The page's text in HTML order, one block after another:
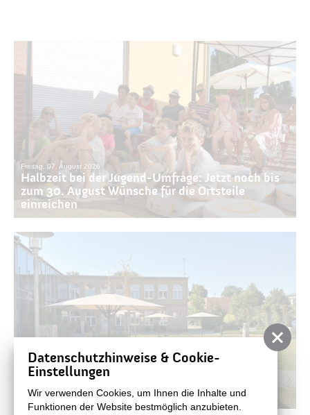
Freitag, 07. August 2026
Halbzeit bei der Jugend-Umfrage: Jetzt noch bis
zum 30. August Wünsche für die Ortsteile
einreichen
Donnerstag, 06. August 2026
Es werde Schatten: Neue Sonnenschirme im
Kulturhof
Datenschutzhinweise & Cookie-
Einstellungen
Wir verwenden Cookies, um Ihnen die Inhalte und
Funktionen der Website bestmöglich anzubieten.